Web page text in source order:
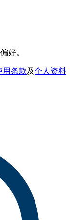
好。
用条款及个人资料